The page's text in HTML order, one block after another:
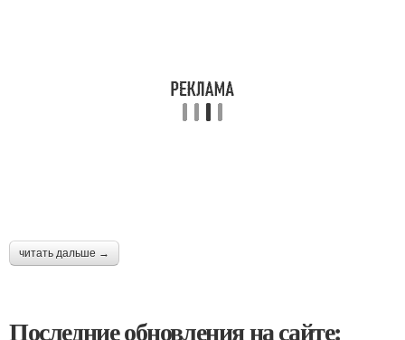
читать дальше →
Последние обновления на сайте: